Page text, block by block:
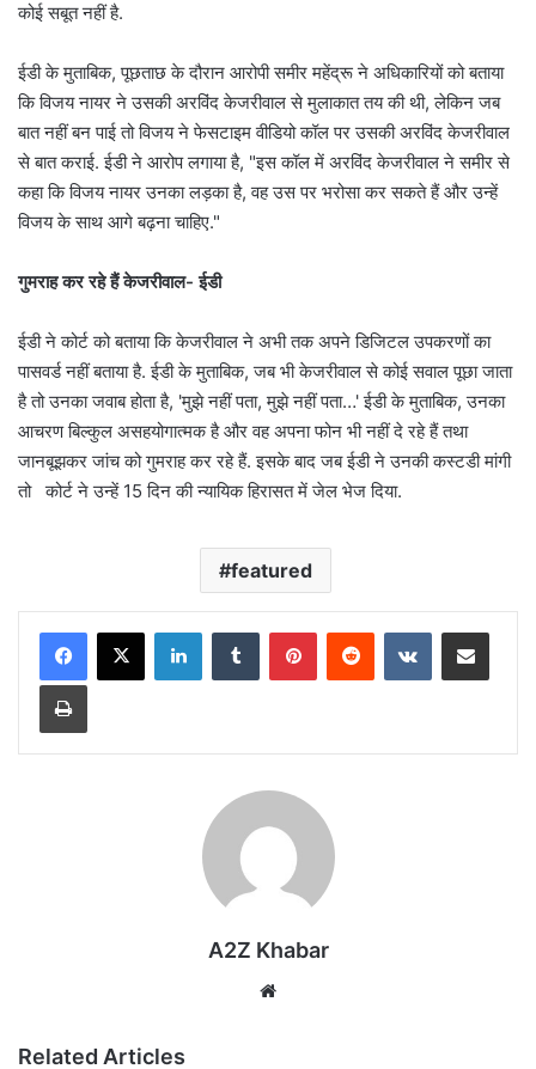
कोई सबूत नहीं है.
ईडी के मुताबिक, पूछताछ के दौरान आरोपी समीर महेंद्रू ने अधिकारियों को बताया
कि विजय नायर ने उसकी अरविंद केजरीवाल से मुलाकात तय की थी, लेकिन जब
बात नहीं बन पाई तो विजय ने फेसटाइम वीडियो कॉल पर उसकी अरविंद केजरीवाल
से बात कराई. ईडी ने आरोप लगाया है, "इस कॉल में अरविंद केजरीवाल ने समीर से
कहा कि विजय नायर उनका लड़का है, वह उस पर भरोसा कर सकते हैं और उन्हें
विजय के साथ आगे बढ़ना चाहिए."
गुमराह कर रहे हैं केजरीवाल- ईडी
ईडी ने कोर्ट को बताया कि केजरीवाल ने अभी तक अपने डिजिटल उपकरणों का
पासवर्ड नहीं बताया है. ईडी के मुताबिक, जब भी केजरीवाल से कोई सवाल पूछा जाता
है तो उनका जवाब होता है, 'मुझे नहीं पता, मुझे नहीं पता…' ईडी के मुताबिक, उनका
आचरण बिल्कुल असहयोगात्मक है और वह अपना फोन भी नहीं दे रहे हैं तथा
जानबूझकर जांच को गुमराह कर रहे हैं. इसके बाद जब ईडी ने उनकी कस्टडी मांगी
तो कोर्ट ने उन्हें 15 दिन की न्यायिक हिरासत में जेल भेज दिया.
featured
LinkedInTumblr PinterestReddit VKontakteShare via Email
Print
A2Z Khabar
Related Articles